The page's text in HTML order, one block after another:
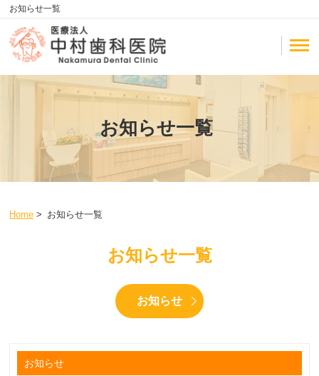
お知らせ一覧
お知らせ一覧
Home > お知らせ一覧
お知らせ一覧
お知らせ
お知らせ